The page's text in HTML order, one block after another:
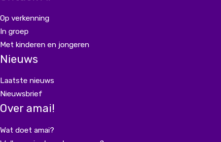
Op verkenning
In groep
Met kinderen en jongeren
Nieuws
Laatste nieuws
Nieuwsbrief
Over amai!
Wat doet amai?